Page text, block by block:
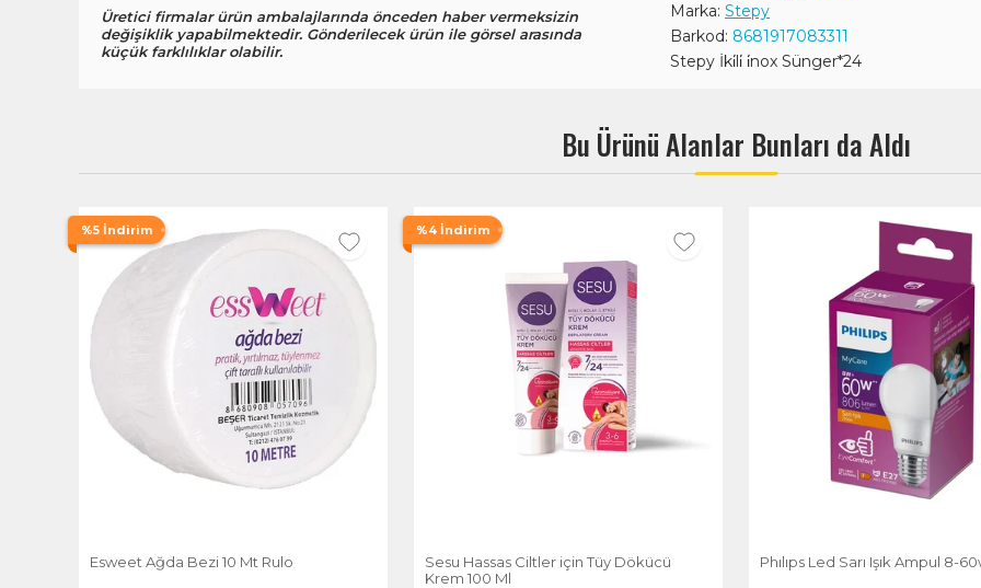
Üretici firmalar ürün ambalajlarında önceden haber vermeksizin
değişiklik yapabilmektedir. Gönderilecek ürün ile görsel arasında
küçük farklılıklar olabilir.
Marka: Stepy
Barkod: 8681917083311
Stepy İki̇li̇ i̇nox Sünger*24
Bu Ürünü Alanlar Bunları da Aldı
%5 İndirim
Esweet Ağda Bezi 10 Mt Rulo
%4 İndirim
Sesu Hassas Ciltler için Tüy Dökücü
Krem 100 Ml
Phılıps Led Sarı Işık Ampul 8-